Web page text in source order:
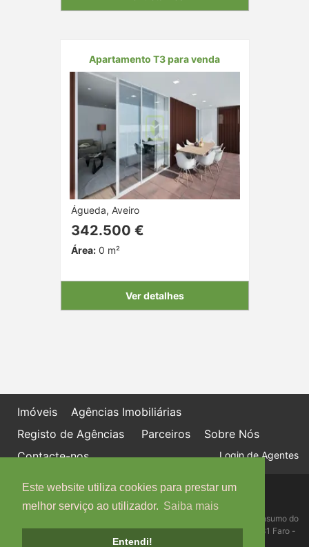
Este website utiliza cookies para prestar um
melhor serviço ao utilizador. Saiba mais
Entendi!
Apartamento T3 para venda
Águeda, Aveiro
342.500 €
Área:0 m²
Ver detalhes
Imóveis
Agências Imobiliárias
Registo de Agências
Parceiros
Sobre Nós
Contacte-nos
Login de Agentes
Política de proteção de dados
Livro de Reclamações online
Centro de Informação, Mediação e Arbitragem de Conflitos de Consumo do
Algarve - Edifício Ninho de Empresas, Estrada da Penha, 8005-131 Faro -
Telefone: 289 823 135 cimaal@mail.telepac.pt